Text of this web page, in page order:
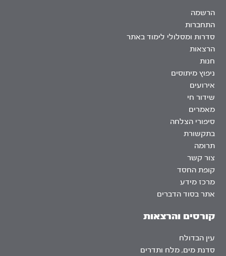
הרשמה
התחברות
סדרות ומסלולי לימוד באתר
הרצאות
חנות
ניפוץ מיתוסים
אירועים
שידור חי
מאמרים
סיפורי הצלחה
בתקשורת
תרומה
צור קשר
קופת החסד
מרכז מידע
אתר בסוד הדברים
קורסים והרצאות
עין הבדולח
סדנת מים, מלח ותדרים